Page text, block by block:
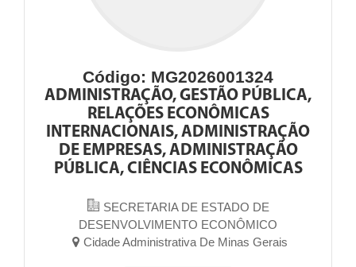
Código: MG2026001324
ADMINISTRAÇÃO, GESTÃO PÚBLICA,
RELAÇÕES ECONÔMICAS
INTERNACIONAIS, ADMINISTRAÇÃO
DE EMPRESAS, ADMINISTRAÇÃO
PÚBLICA, CIÊNCIAS ECONÔMICAS
SECRETARIA DE ESTADO DE
DESENVOLVIMENTO ECONÔMICO
Cidade Administrativa De Minas Gerais